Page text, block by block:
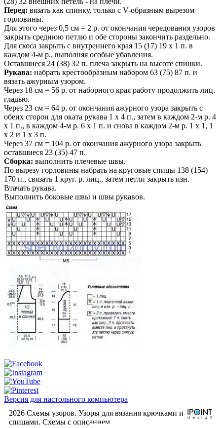
Перед: вязать как спинку, только с V-образным вырезом
горловины.
Для этого через 0,5 см = 2 р. от окончания чередования узоров
закрыть среднюю петлю и обе стороны закончить раздельно.
Для скоса закрыть с внутреннего края 15 (17) 19 x 1 п. в
каждом 4-м р., выполняя особые убавления.
Оставшиеся 24 (38) 32 п. плеча закрыть на высоте спинки.
Рукава: набрать крестообразным набором 63 (75) 87 п. и
вязать ажурным узором.
Через 18 см = 56 р. от наборного края работу продолжить лиц.
гладью.
Через 23 см = 64 р. от окончания ажурного узора закрыть с
обеих сторон для оката рукава 1 х 4 п., затем в каждом 2-м р. 4
х 1 п., в каждом 4-м р. 6 х 1 п. и снова в каждом 2-м р. 1 х 1, 1
х 2 и 1 х 3 п.
Через 37 см = 104 р. от окончания ажурного узора закрыть
оставшиеся 23 (35) 47 п.
Сборка: выполнить плечевые швы.
По вырезу горловины набрать на круговые спицы 138 (154)
170 п., связать 1 круг. р. лиц., затем петли закрыть изн.
Втачать рукава.
Выполнить боковые швы и швы рукавов.
Версия для настольного компьютера
2026 Схемы узоров. Узоры для вязания крючками и
спицами. Cхемы с описанием.